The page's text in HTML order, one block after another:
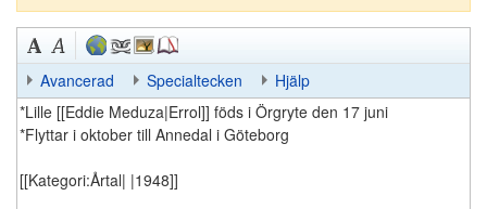
Avancerad Specialtecken Hjälp